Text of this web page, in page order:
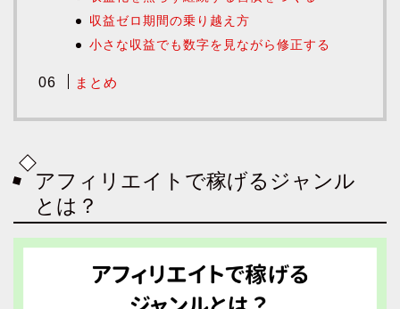
収益ゼロ期間の乗り越え方
小さな収益でも数字を見ながら修正する
まとめ
アフィリエイトで稼げるジャンル
とは？